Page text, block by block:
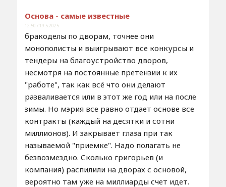
Основа - самые известные
12:50 / 19.5.2025
бракоделы по дворам, точнее они
монополисты и выигрывают все конкурсы и
тендеры на благоустройство дворов,
несмотря на постоянные претензии к их
"работе", так как всё что они делают
разваливается или в этот же год или на после
зимы. Но мэрия все равно отдает основе все
контракты (каждый на десятки и сотни
миллионов). И закрывает глаза при так
называемой "приемке". Надо полагать не
безвозмездно. Сколько григорьев (и
компания) распилили на дворах с основой,
вероятно там уже на миллиарды счет идет.